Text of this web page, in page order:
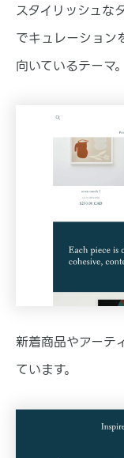
スタイリッシュな
でキュレーション
向いているテーマ。
新着商品やアーテ
ています。